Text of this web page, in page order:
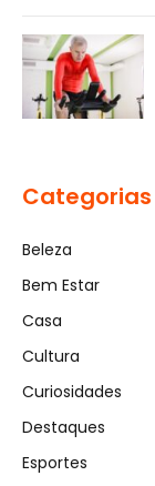
Categorias
Beleza
Bem Estar
Casa
Cultura
Curiosidades
Destaques
Esportes